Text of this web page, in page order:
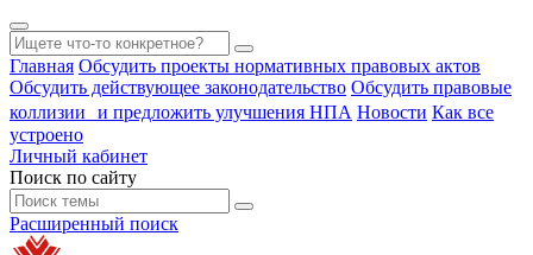
Главная Обсудить проекты нормативных правовых актов
Обсудить действующее законодательство Обсудить правовые
коллизии и предложить улучшения НПА Новости Как все
устроено
Личный кабинет
Поиск по сайту
Расширенный поиск